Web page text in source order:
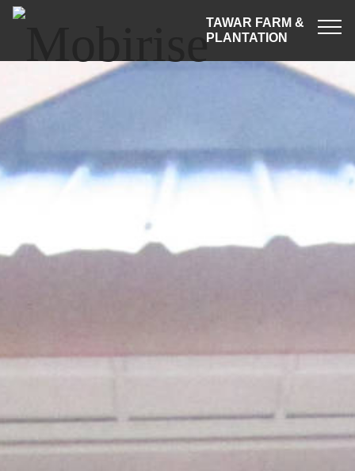
TAWAR FARM &
PLANTATION